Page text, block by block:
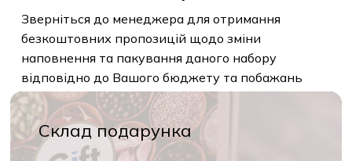
Зверніться до менеджера для отримання
безкоштовних пропозицій щодо зміни
наповнення та пакування даного набору
відповідно до Вашого бюджету та побажань
Склад подарунка